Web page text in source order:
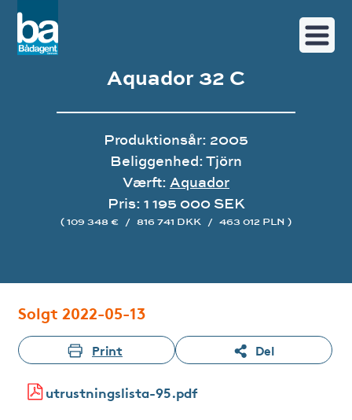
Aquador 32 C
Produktionsår: 2005
Beliggenhed: Tjörn
Værft: Aquador
Pris: 1 195 000 SEK
( 109 348 € / 816 741 DKK / 463 012 PLN )
Solgt 2022-05-13
Print Del
utrustningslista-95.pdf